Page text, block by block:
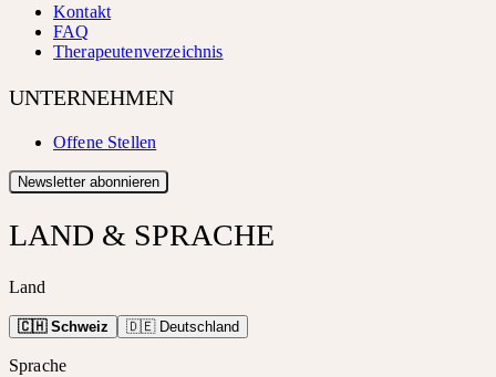
Kontakt
FAQ
Therapeutenverzeichnis
UNTERNEHMEN
Offene Stellen
Newsletter abonnieren
LAND & SPRACHE
Land
🇨🇭 Schweiz 🇩🇪 Deutschland
Sprache